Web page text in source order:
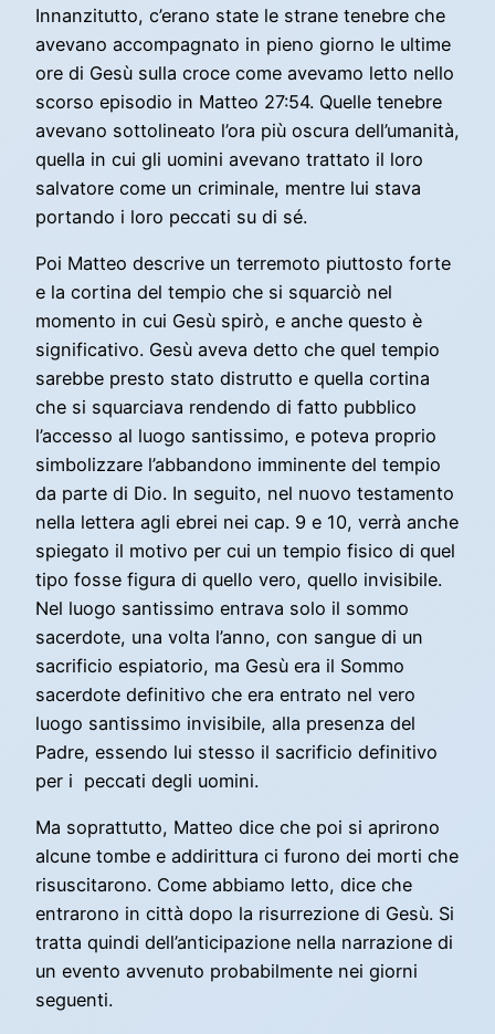
Innanzitutto, c’erano state le strane tenebre che
avevano accompagnato in pieno giorno le ultime
ore di Gesù sulla croce come avevamo letto nello
scorso episodio in Matteo 27:54. Quelle tenebre
avevano sottolineato l’ora più oscura dell’umanità,
quella in cui gli uomini avevano trattato il loro
salvatore come un criminale, mentre lui stava
portando i loro peccati su di sé.
Poi Matteo descrive un terremoto piuttosto forte
e la cortina del tempio che si squarciò nel
momento in cui Gesù spirò, e anche questo è
significativo. Gesù aveva detto che quel tempio
sarebbe presto stato distrutto e quella cortina
che si squarciava rendendo di fatto pubblico
l’accesso al luogo santissimo, e poteva proprio
simbolizzare l’abbandono imminente del tempio
da parte di Dio. In seguito, nel nuovo testamento
nella lettera agli ebrei nei cap. 9 e 10, verrà anche
spiegato il motivo per cui un tempio fisico di quel
tipo fosse figura di quello vero, quello invisibile.
Nel luogo santissimo entrava solo il sommo
sacerdote, una volta l’anno, con sangue di un
sacrificio espiatorio, ma Gesù era il Sommo
sacerdote definitivo che era entrato nel vero
luogo santissimo invisibile, alla presenza del
Padre, essendo lui stesso il sacrificio definitivo
per i peccati degli uomini.
Ma soprattutto, Matteo dice che poi si aprirono
alcune tombe e addirittura ci furono dei morti che
risuscitarono. Come abbiamo letto, dice che
entrarono in città dopo la risurrezione di Gesù. Si
tratta quindi dell’anticipazione nella narrazione di
un evento avvenuto probabilmente nei giorni
seguenti.